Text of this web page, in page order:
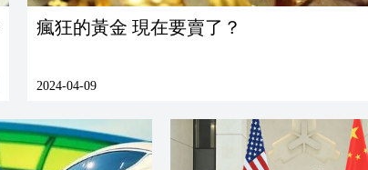
瘋狂的黃金 現在要賣了？
2024-04-09